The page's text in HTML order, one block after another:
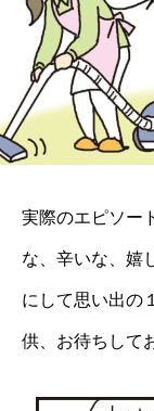
実際のエピソー
な、辛いな、嬉
にして思い出の
供、お待ちして